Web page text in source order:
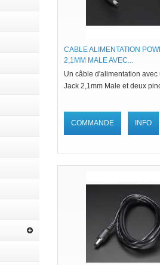
CABLE ALIMENTATION
2,1MM MALE AVEC...
Un câble d'alimentation
Jack 2,1mm Male et deux
COMMANDE INFO